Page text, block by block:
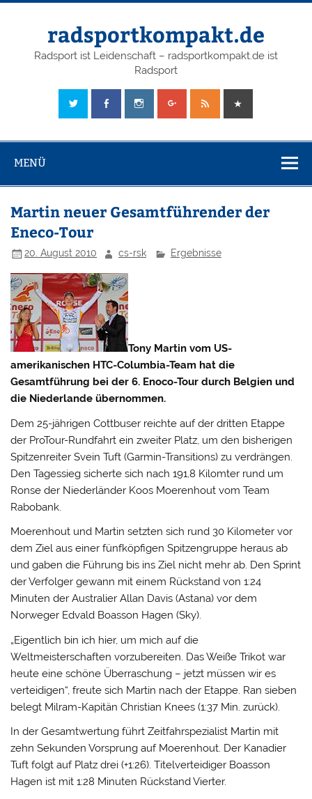
radsportkompakt.de
Radsport ist Leidenschaft – radsportkompakt.de ist
Radsport
MENÜ
Martin neuer Gesamtführender der
Eneco-Tour
20. August 2010 cs-rsk Ergebnisse
Tony Martin vom US-
amerikanischen HTC-Columbia-Team hat die
Gesamtführung bei der 6. Enoco-Tour durch Belgien und
die Niederlande übernommen.
Dem 25-jährigen Cottbuser reichte auf der dritten Etappe
der ProTour-Rundfahrt ein zweiter Platz, um den bisherigen
Spitzenreiter Svein Tuft (Garmin-Transitions) zu verdrängen.
Den Tagessieg sicherte sich nach 191,8 Kilomter rund um
Ronse der Niederländer Koos Moerenhout vom Team
Rabobank.
Moerenhout und Martin setzten sich rund 30 Kilometer vor
dem Ziel aus einer fünfköpfigen Spitzengruppe heraus ab
und gaben die Führung bis ins Ziel nicht mehr ab. Den Sprint
der Verfolger gewann mit einem Rückstand von 1:24
Minuten der Australier Allan Davis (Astana) vor dem
Norweger Edvald Boasson Hagen (Sky).
„Eigentlich bin ich hier, um mich auf die
Weltmeisterschaften vorzubereiten. Das Weiße Trikot war
heute eine schöne Überraschung – jetzt müssen wir es
verteidigen“, freute sich Martin nach der Etappe. Ran sieben
belegt Milram-Kapitän Christian Knees (1:37 Min. zurück).
In der Gesamtwertung führt Zeitfahrspezialist Martin mit
zehn Sekunden Vorsprung auf Moerenhout. Der Kanadier
Tuft folgt auf Platz drei (+1:26). Titelverteidiger Boasson
Hagen ist mit 1:28 Minuten Rückstand Vierter.